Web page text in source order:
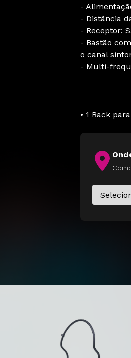
-
- Distância
- Receptor:
- Bastão
o canal
- Multi-
• 1 Rack